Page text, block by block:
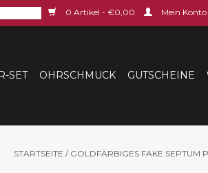
0 Artikel - €0,00 Mein
SET OHRSCHMUCK GUTSCHEINE
STARTSEITE / GOLDFÄRBIGES FAKE SEPTUM